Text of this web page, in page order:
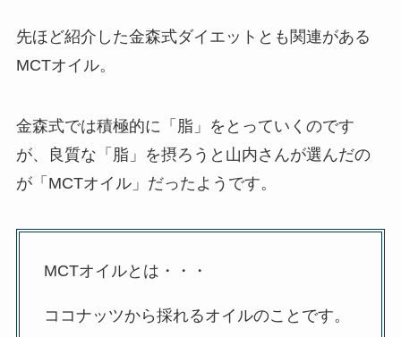
先ほど紹介した金森式ダイエットとも関連がある
MCTオイル。
金森式では積極的に「脂」をとっていくのです
が、良質な「脂」を摂ろうと山内さんが選んだの
が「MCTオイル」だったようです。
MCTオイルとは・・・
ココナッツから採れるオイルのことです。